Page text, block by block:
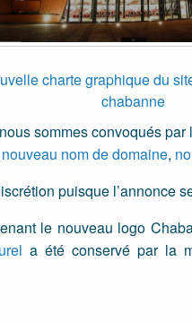
charte graphique du
chabanne
sommes convoqués
nouveau nom de domaine,
puisque l’annonce
le nouveau logo
a été conservé par la